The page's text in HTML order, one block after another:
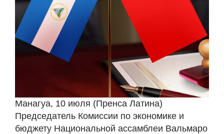
Манагуа, 10 июля (Пренса Латина)
Председатель Комиссии по экономике и
бюджету Национальной ассамблеи Вальмаро